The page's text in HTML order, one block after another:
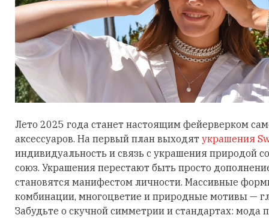
Лето 2025 года станет настоящим фейерверком
аксессуаров. На первый план выходят украшения
индивидуальность и связь с украшения природой
союз. Украшения перестают быть просто
становятся манифестом личности. Массивные
комбинации, многоцветие и природные мотивы —
Забудьте о скучной симметрии и стандартах: мода